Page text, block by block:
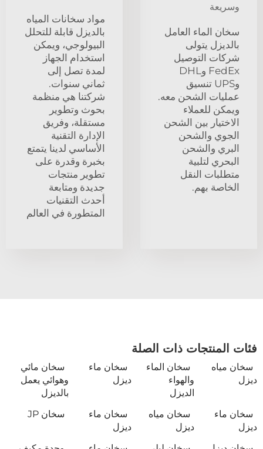
وسريعة
سخان الماء العامل
بالديزل يتولى
شركات التوصيل
FedEx وDHL
وUPS تنسيق
عمليات الشحن معه.
ويمكن للعملاء
الاختيار بين الشحن
الجوي والشحن
البري والشحن
البحري لتلبية
متطلبات النقل
الخاصة بهم.
مواد سخانات المياه
بالديزل قابلة للتحلل
البيولوجي، ويمكن
استخدام الجهاز
لمدة تصل إلى
ثماني سنوات.
شركتنا هي منظمة
بحوث وتطوير
مستقلة، وفريق
الإدارة التقنية
الأساسي لدينا يتمتع
بخبرة وقدرة على
تطوير منتجات
جديدة ومتابعة
أحدث التقنيات
المتطورة في العالم
فئات المنتجات ذات الصلة
سخان مياه
ديزل
سخان الماء
والهواء
الديزل
سخان ماء
ديزل
سخان مائي
وهوائي يعمل
بالديزل
سخان ماء
ديزل
سخان مياه
ديزل
سخان ماء
ديزل
سخان JP